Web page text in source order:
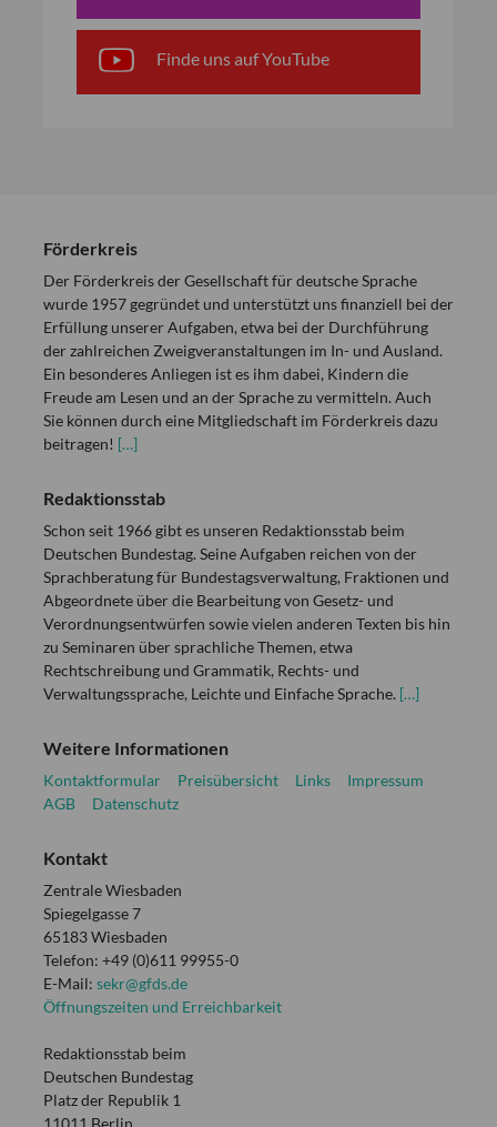
Finde uns auf YouTube
Förderkreis
Der Förderkreis der Gesellschaft für deutsche Sprache
wurde 1957 gegründet und unterstützt uns finanziell bei der
Erfüllung unserer Aufgaben, etwa bei der Durchführung
der zahlreichen Zweigveranstaltungen im In- und Ausland.
Ein besonderes Anliegen ist es ihm dabei, Kindern die
Freude am Lesen und an der Sprache zu vermitteln. Auch
Sie können durch eine Mitgliedschaft im Förderkreis dazu
beitragen! […]
Redaktionsstab
Schon seit 1966 gibt es unseren Redaktionsstab beim
Deutschen Bundestag. Seine Aufgaben reichen von der
Sprachberatung für Bundestagsverwaltung, Fraktionen und
Abgeordnete über die Bearbeitung von Gesetz- und
Verordnungsentwürfen sowie vielen anderen Texten bis hin
zu Seminaren über sprachliche Themen, etwa
Rechtschreibung und Grammatik, Rechts- und
Verwaltungssprache, Leichte und Einfache Sprache. […]
Weitere Informationen
Kontaktformular Preisübersicht Links
Impressum
AGB
Datenschutz
Kontakt
Zentrale Wiesbaden
Spiegelgasse 7
65183 Wiesbaden
Telefon: +49 (0)611 99955-0
E-Mail: sekr@gfds.de
Öffnungszeiten und Erreichbarkeit
Redaktionsstab beim
Deutschen Bundestag
Platz der Republik 1
11011 Berlin